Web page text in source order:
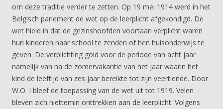
om deze traditie verder te zetten. Op 19 mei 1914 werd in het
Belgisch parlement de wet op de leerplicht afgekondigd. De
wet hield in dat de gezinshoofden voortaan verplicht waren
hun kinderen naar school te zenden of hen huisonderwijs te
geven. De verplichting gold voor de periode van acht jaar
namelijk van na de zomervakantie van het jaar waarin het
kind de leeftijd van zes jaar bereikte tot zijn veertiende. Door
W.O. I bleef de toepassing van de wet uit tot 1919. Velen
bleven zich niettemin onttrekken aan de leerplicht. Volgens